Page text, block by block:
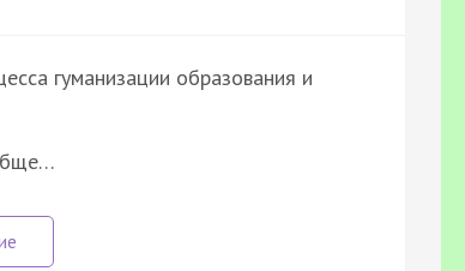
гуманизации образования и